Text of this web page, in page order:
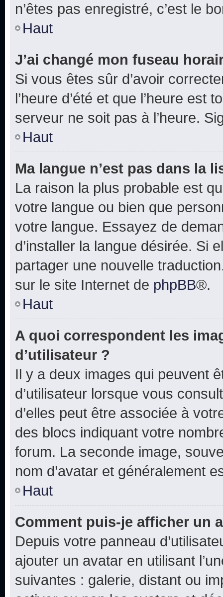
n’êtes pas enregistré, c’est le
Haut
J’ai changé mon fuseau
Si vous êtes sûr d’avoir
l’heure d’été et que l’heure est
serveur ne soit pas à l’heure.
Haut
Ma langue n’est pas dans la
La raison la plus probable est
votre langue ou bien que
votre langue. Essayez de
d’installer la langue désirée. Si
partager une nouvelle
sur le site Internet de phpBB®.
Haut
A quoi correspondent les
d’utilisateur ?
Il y a deux images qui peuvent
d’utilisateur lorsque vous
d’elles peut être associée à
des blocs indiquant votre
forum. La seconde image,
nom d’avatar et généralement
Haut
Comment puis-je afficher un
Depuis votre panneau
ajouter un avatar en utilisant
suivantes : galerie, distant ou